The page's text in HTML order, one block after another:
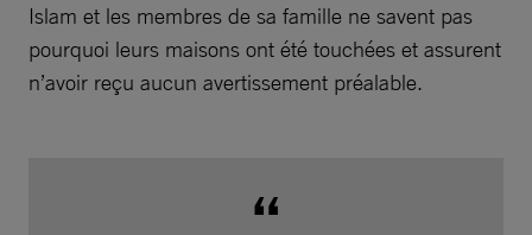
Islam et les membres de sa famille ne savent pas
pourquoi leurs maisons ont été touchées et assurent
n’avoir reçu aucun avertissement préalable.